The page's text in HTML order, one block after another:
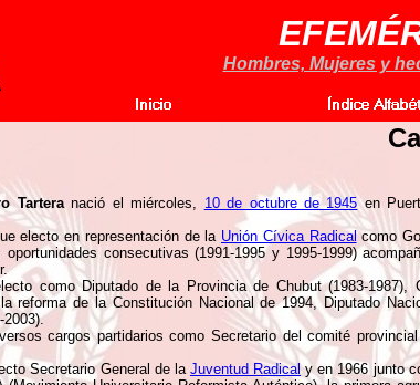
Hombres, Mujeres y
Tarteranació el miércoles, 10 de octubre de 1945 en
electo en representación de la Unión Cívica Radicalcomo
oportunidades consecutivas (1991-1995 y 1995-1999)
como Diputado de la Provincia de Chubut (1983-1987),
reforma de la Constitución Nacional de 1994, Diputado
2003).
cargos partidarios como Secretario del comité
Secretario General de la Juventud Radicaly en 1966 junto